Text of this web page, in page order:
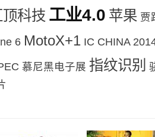
顶科技 工业4.0 苹果 贾
6 MotoX+1 IC CHINA
慕尼黑电子展 指纹识别